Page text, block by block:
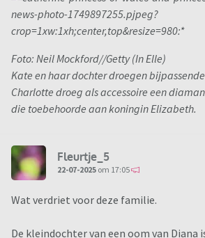
Foto: Neil Mockford//Getty (In Elle)
Kate en haar dochter droegen
Charlotte droeg als accessoire een
die toebehoorde aan koningin Elizabeth.
Fleurtje_5
22-07-2025 om 17:05
Wat verdriet voor deze familie.
De kleindochter van een oom van Diana